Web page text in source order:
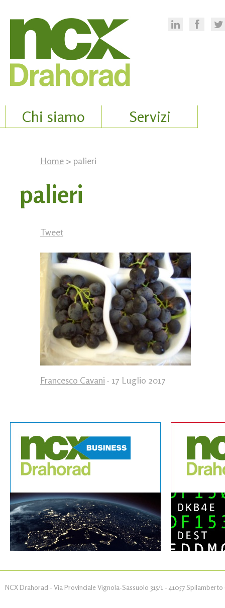
Chi siamo Servizi
Home > palieri
palieri
Tweet
Francesco Cavani · 17 Luglio 2017
NCX Drahorad - Via Provinciale Vignola-Sassuolo 315/1 - 41057